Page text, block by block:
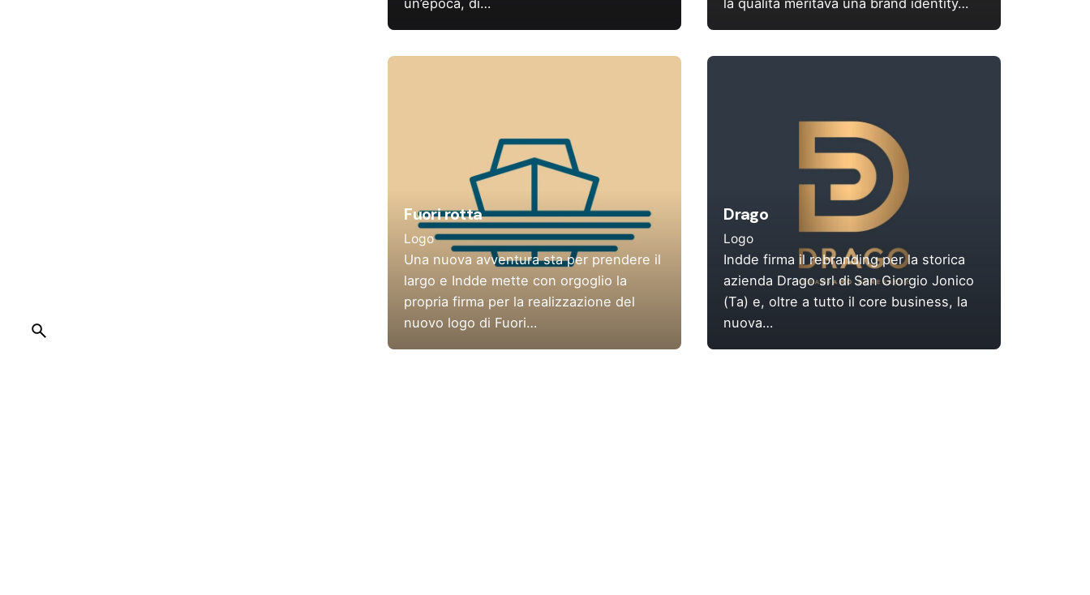
Fuori rotta
Logo
Una nuova avventura sta per prendere il
largo e Indde mette con orgoglio la
propria firma per la realizzazione del
nuovo logo di Fuori…
Drago
Logo
Indde firma il rebranding per la storica
azienda Drago srl di San Giorgio Jonico
(Ta) e, oltre a tutto il core business, la
nuova…